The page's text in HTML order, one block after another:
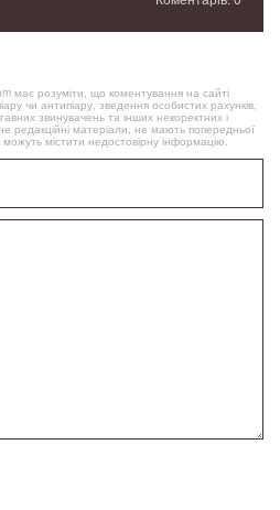
має розуміти, що коментування на сайті
чи антипіару, зведення особистих рахунків,
звинувачень та інших некоректних і
редакційні матеріали, не мають попередньої
можуть містити недостовірну інформацію.